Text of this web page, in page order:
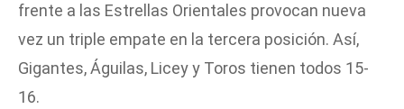
frente a las Estrellas Orientales provocan nueva
vez un triple empate en la tercera posición. Así,
Gigantes, Águilas, Licey y Toros tienen todos 15-
16.